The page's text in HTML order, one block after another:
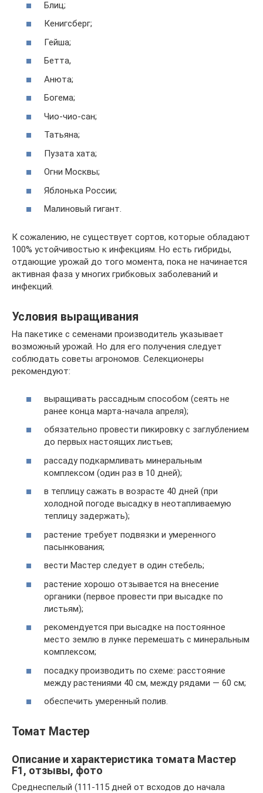
Блиц;
Кенигсберг;
Гейша;
Бетта,
Анюта;
Богема;
Чио-чио-сан;
Татьяна;
Пузата хата;
Огни Москвы;
Яблонька России;
Малиновый гигант.
К сожалению, не существует сортов, которые обладают
100% устойчивостью к инфекциям. Но есть гибриды,
отдающие урожай до того момента, пока не начинается
активная фаза у многих грибковых заболеваний и
инфекций.
Условия выращивания
На пакетике с семенами производитель указывает
возможный урожай. Но для его получения следует
соблюдать советы агрономов. Селекционеры
рекомендуют:
выращивать рассадным способом (сеять не
ранее конца марта-начала апреля);
обязательно провести пикировку с заглублением
до первых настоящих листьев;
рассаду подкармливать минеральным
комплексом (один раз в 10 дней);
в теплицу сажать в возрасте 40 дней (при
холодной погоде высадку в неотапливаемую
теплицу задержать);
растение требует подвязки и умеренного
пасынкования;
вести Мастер следует в один стебель;
растение хорошо отзывается на внесение
органики (первое провести при высадке по
листьям);
рекомендуется при высадке на постоянное
место землю в лунке перемешать с минеральным
комплексом;
посадку производить по схеме: расстояние
между растениями 40 см, между рядами — 60 см;
обеспечить умеренный полив.
Томат Мастер
Описание и характеристика томата Мастер
F1, отзывы, фото
Среднеспелый (111-115 дней от всходов до начала